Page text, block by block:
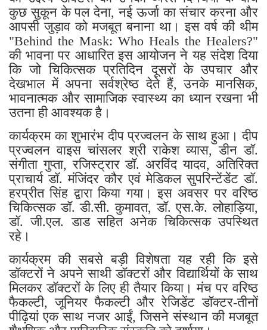
कुछ सुकून के पल देना, नई ऊर्जा का संचार करना और
आपसी जुड़ाव को मजबूत बनाना था। इस वर्ष की थीम
"Behind the Mask: Who Heals the Healers?"
की भावना पर आधारित इस आयोजन ने यह संदेश दिया
कि जो चिकित्सक प्रतिदिन दूसरों के उपचार और
देखभाल में अपना सर्वश्रेष्ठ देते हैं, उनके मानसिक,
भावनात्मक और सामाजिक स्वास्थ्य का ध्यान रखना भी
उतना ही आवश्यक है।
कार्यक्रम का शुभारंभ दीप प्रज्वलन के साथ हुआ। दीप
प्रज्वलन वाइस चांसलर श्री राकेश व्यास, डीन डॉ.
संगीता गुप्ता, रजिस्ट्रार डॉ. अरविंद यादव, अतिरिक्त
प्राचार्य डॉ. मंजिंदर कौर एवं मेडिकल सुपरिन्टेंडेंट डॉ.
हरप्रीत सिंह द्वारा किया गया। इस अवसर पर वरिष्ठ
चिकित्सक डॉ. डी.सी. कुमावत, डॉ. एस.के. लोहाड़िया,
डॉ. जी.एल. डाड सहित अनेक चिकित्सक उपस्थित
रहे।
कार्यक्रम की सबसे बड़ी विशेषता यह रही कि इसे
डॉक्टरों ने अपने साथी डॉक्टरों और विद्यार्थियों के साथ
मिलकर डॉक्टरों के लिए ही तैयार किया। मंच पर वरिष्ठ
फैकल्टी, जूनियर फैकल्टी और रेजिडेंट डॉक्टर-तीनों
पीढ़ियां एक साथ नजर आईं, जिसने संस्थान की मजबूत